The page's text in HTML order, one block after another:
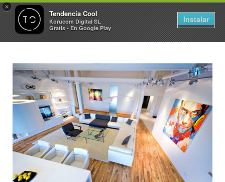
×
Tendencia Cool
Korucom Digital SL
Gratis - En Google Play
Instalar